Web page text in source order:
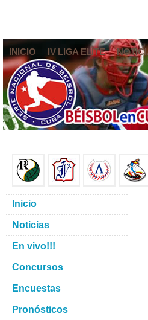
INICIO IV LIGA ELITE
Inicio
Noticias
En vivo!!!
Concursos
Encuestas
Pronósticos